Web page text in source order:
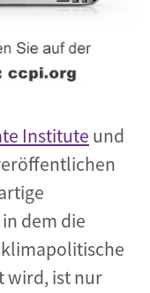
Institute und
dem die
wird, ist nur